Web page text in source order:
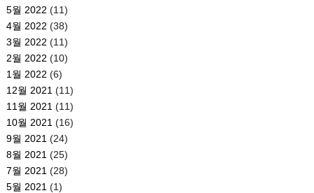
5월 2022 (11)
4월 2022 (38)
3월 2022 (11)
2월 2022 (10)
1월 2022 (6)
12월 2021 (11)
11월 2021 (11)
10월 2021 (16)
9월 2021 (24)
8월 2021 (25)
7월 2021 (28)
5월 2021 (1)